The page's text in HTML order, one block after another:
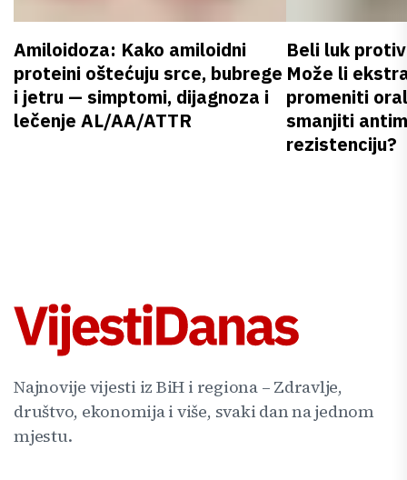
Amiloidoza: Kako amiloidni
proteini oštećuju srce, bubrege
i jetru — simptomi, dijagnoza i
lečenje AL/AA/ATTR
Beli luk
Može li
promeniti
smanjiti
rezistenciju?
Najnovije vijesti iz BiH i regiona – Zdravlje,
društvo, ekonomija i više, svaki dan na jednom
mjestu.